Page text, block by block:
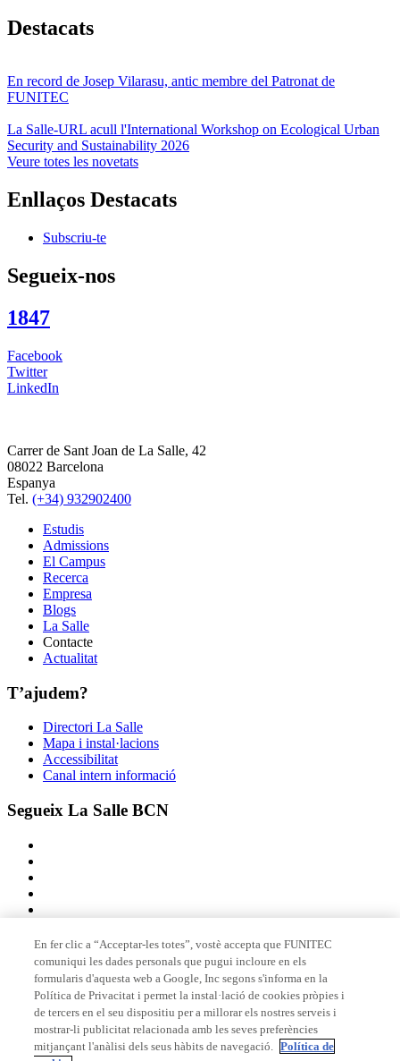
Destacats
En record de Josep Vilarasu, antic membre del Patronat de
FUNITEC
La Salle-URL acull l'International Workshop on Ecological Urban
Security and Sustainability 2026
Veure totes les novetats
Enllaços Destacats
Subscriu-te
Segueix-nos
1847
Facebook
Twitter
LinkedIn
Carrer de Sant Joan de La Salle, 42
08022 Barcelona
Espanya
Tel. (+34) 932902400
Estudis
Admissions
El Campus
Recerca
Empresa
Blogs
La Salle
Contacte
Actualitat
T’ajudem?
Directori La Salle
Mapa i instal·lacions
Accessibilitat
Canal intern informació
Segueix La Salle BCN
Membre de
Acreditacions
En fer clic a “Acceptar-les totes”, vostè accepta que FUNITEC
comuniqui les dades personals que pugui incloure en els
formularis d'aquesta web a Google, Inc segons s'informa en la
Política de Privacitat i permet la instal·lació de cookies pròpies i
de tercers en el seu dispositiu per a millorar els nostres serveis i
mostrar-li publicitat relacionada amb les seves preferències
mitjançant l'anàlisi dels seus hàbits de navegació. Política de